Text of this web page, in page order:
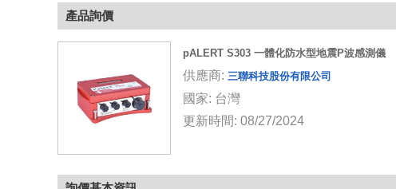
產品詢價
pALERT S303 一體化防水型地震P波感測儀
供應商: 三聯科技股份有限公司
國家: 台灣
更新時間: 08/27/2024